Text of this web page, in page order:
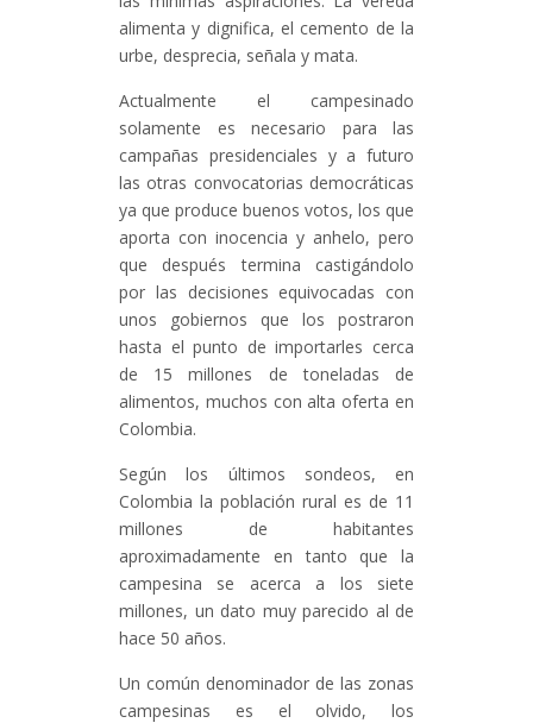
alimenta y dignifica, el cemento de la
urbe, desprecia, señala y mata.
Actualmente el campesinado
solamente es necesario para las
campañas presidenciales y a futuro
las otras convocatorias democráticas
ya que produce buenos votos, los que
aporta con inocencia y anhelo, pero
que después termina castigándolo
por las decisiones equivocadas con
unos gobiernos que los postraron
hasta el punto de importarles cerca
de 15 millones de toneladas de
alimentos, muchos con alta oferta en
Colombia.
Según los últimos sondeos, en
Colombia la población rural es de 11
millones de habitantes
aproximadamente en tanto que la
campesina se acerca a los siete
millones, un dato muy parecido al de
hace 50 años.
Un común denominador de las zonas
campesinas es el olvido, los